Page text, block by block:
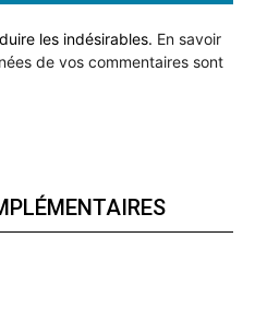
les indésirables. En savoir
de vos commentaires sont